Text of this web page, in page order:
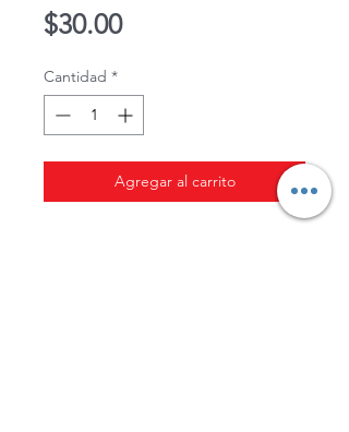
$30.00Precio
Cantidad *
Agregar al carrito